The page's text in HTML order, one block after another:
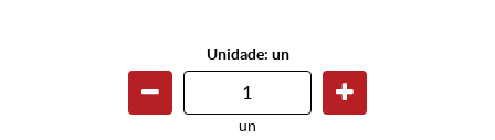
Unidade: un
un